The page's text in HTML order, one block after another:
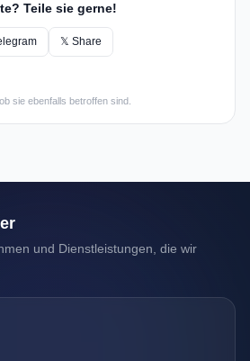
Teile sie gerne!
𝕏 Share
sie ebenfalls betroffen sind.
und Dienstleistungen, die wir